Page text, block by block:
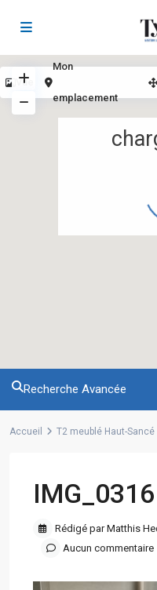
Vue
Mon
emplacement
Recherche Avancée
Accueil T2 meublé Haut-Sancé
IMG_0316
Rédigé par Matthis
Aucun commentaire